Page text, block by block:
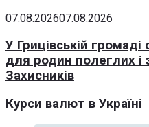
07.08.202607.08.2026
У Грицівській громаді
для родин полеглих і
Захисників
Курси валют в Україні